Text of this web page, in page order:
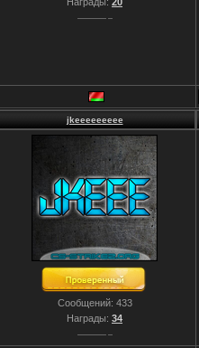
jkeeeeeeeee
Сообщений: 433
Награды: 34